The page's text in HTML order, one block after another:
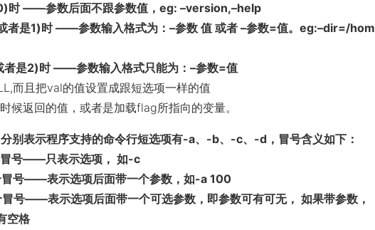
时 ——参数后面不跟参数值，eg: –version,–help
是1)时 ——参数输入格式为：–参数 值 或者 –参数=值。eg:–dir=/hom
是2)时 ——参数输入格式只能为：–参数=值
而且把val的值设置成跟短选项一样的值
候返回的值，或者是加载flag所指向的变量。
别表示程序支持的命令行短选项有-a、-b、-c、-d，冒号含义如下：
冒号——只表示选项， 如-c
号——表示选项后面带一个参数，如-a 100
号——表示选项后面带一个可选参数，即参数可有可无， 如果带参数，
空格